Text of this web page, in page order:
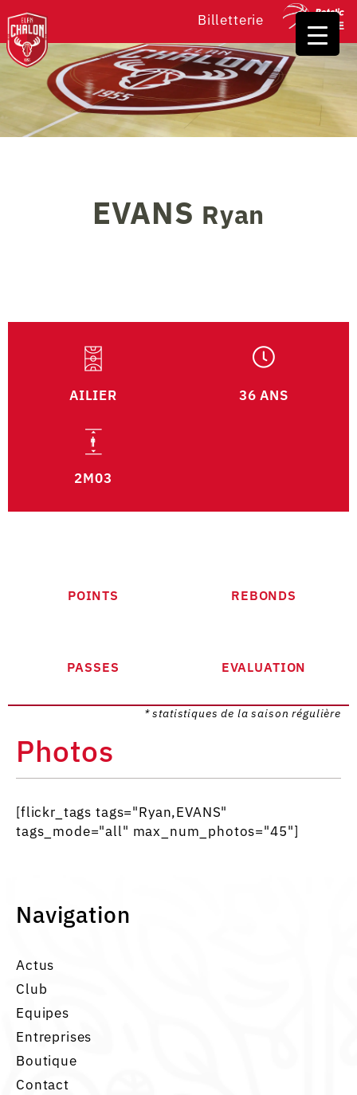
Billetterie
EVANS Ryan
AILIER 36 ANS
2M03
POINTS REBONDS
PASSES EVALUATION
* statistiques de la saison régulière
Photos
[flickr_tags tags="Ryan,EVANS"
tags_mode="all" max_num_photos="45"]
Navigation
Actus
Club
Equipes
Entreprises
Boutique
Contact